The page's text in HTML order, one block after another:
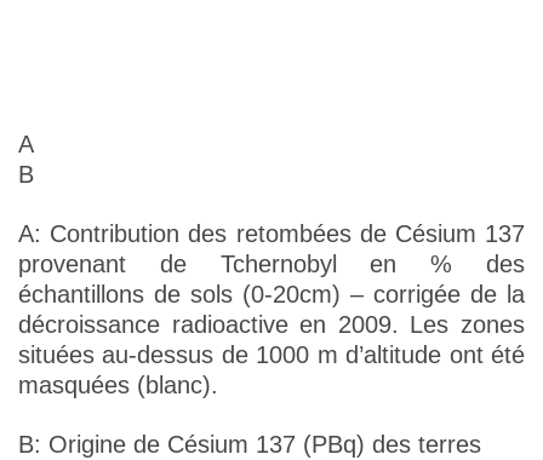
A
B
A: Contribution des retombées de Césium 137
provenant de Tchernobyl en % des
échantillons de sols (0-20cm) – corrigée de la
décroissance radioactive en 2009. Les zones
situées au-dessus de 1000 m d’altitude ont été
masquées (blanc).
B: Origine de Césium 137 (PBq) des terres